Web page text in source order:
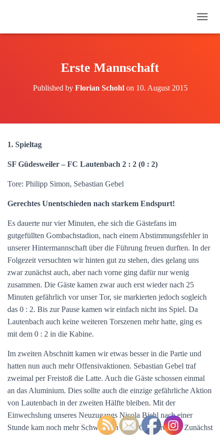
A
Erste Mannschaft
Published by Florian Schohlon 10. August 2015
1. Spieltag
SF Güdesweiler – FC Lautenbach 2 : 2 (0 : 2)
Tore: Philipp Simon, Sebastian Gebel
Gerechtes Unentschieden nach starkem Endspurt!
Es dauerte nur vier Minuten, ehe sich die Gästefans im
gutgefüllten Gombachstadion, nach einem Abstimmungsfehler in
unserer Hintermannschaft über die Führung freuen durften. In der
Folgezeit versuchten wir hinten gut zu stehen, dies gelang uns
zwar zunächst auch, aber nach vorne ging dafür nur wenig
zusammen. Die Gäste kamen zwar auch erst wieder nach 25
Minuten gefährlich vor unser Tor, sie markierten jedoch sogleich
das 0 : 2. Bis zur Pause kamen wir einfach nicht ins Spiel. Da
Lautenbach auch keine weiteren Torszenen mehr hatte, ging es
mit dem 0 : 2 in die Kabine.
Im zweiten Abschnitt kamen wir etwas besser in die Partie und
hatten nun auch mehr Offensivaktionen. Sebastian Gebel traf
zweimal per Freistoß die Latte. Auch die Gäste schossen einmal
an das Aluminium. Dies sollte auch die einzige gefährliche Aktion
von Lautenbach in der zweiten Hälfte bleiben. Mit der
Einwechslung unseres Neuzugangs Nicola Biehl nach einer
Stunde kam noch mehr Schwung in unser Offensivspiel. Zunächst